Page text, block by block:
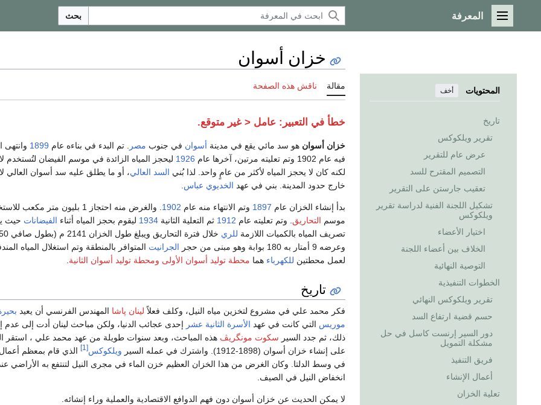
القائمة الرئيسية
المعرفة بحث
المحتويات أخف
تاريخ
تقرير ويلكوكس
عرض عام للتقرير
التصميم المقترح للسد
تعقيب جارستن على التقرير
تشكيل اللجنة الفنية لدراسة تقرير
ويلكوكس
اختيار الأعضاء
الخلاف بين أعضاء اللجنة
التوصية النهائية
الخطوات التنفيذية
تقرير ويلكوكس النهائي
حسم قضية ارتفاع السد
دور السير إرنست كاسل في حل
مشكلة التمويل
فريق التنفيذ
أعمال الإنشاء
تعلية الخزان
خزان أسوان
مقالة ناقش هذه الصفحة
خطأ في التعبير: عامل < غير متوقع.
خزان أسوان هو سد مائي يقع في مدينة أسوان في جنوب مصر . تم البدء في بناءه عام 1899 وانتهى
فيه عام 1902 وتم تعليته مرتين، آخرها عام
1926 ليحجز المياه الزائدة في موسم الفيضان لتُستخدم
لكنه كان لا يحجز المياه لأكثر من عامٍ واحد. لذا بُني السد العالي، أو ما يطلق عليه سد أسوان العالي
خارج حدود المدينة. بني في عهد الخديوي عباس
بدأ إنشاء الخزان عام 1897 وتم الانتهاء منه عام 1902
. والغرض منه احتجاز 1 بليون متر
موسم التحاريق . وتم تعليته عام 1912 ثم التعلية الثانية 1934 ليقوم بحجز المياه أثناء الفيضانات حيث
تصريف المياه بالكميات اللازمة للري
وعرضه 9 أمتار به 180 بوابة وهو مبنى من حجر
الجرانيت المتوافر بالمنطقة وتم استغلال المياه
لعمل محطتين للكهرباء هما محطة توليد أسوان الأولى ومحطة توليد أسوان الثانية
تاريخ
فكر محمد علي في مشروع لتخزين مياه النيل، وكلف فعلاً لينان پاشا المهندس الفرنسي أن يعيد
موريس التي كانت في عهد الأسرة الثانية عشر إحدى عجائب الدنيا، ولكن مباحث لينان أدت إلى عدم
ذلك، ثم جدد السير سكوت مونگريڤ هذه المباحث، وبعد سنوات طويلة من عهد محمد علي ، استقر
على إنشاء خزان أسوان (1898-1912). واشترك في عمله السير
ويلكوكس[1]
الذي قام بمعظم
في وسط الدلتا. وكان الغرض من هذا الخزان العظيم خزن الماء في مجرى النيل لتنتفع به الأراضي
انخفاض النيل في الصيف.
لا يمكن الحديث عن خزان أسوان دون فهم الدوافع الاقتصادية والعملية وراء إنشائه.